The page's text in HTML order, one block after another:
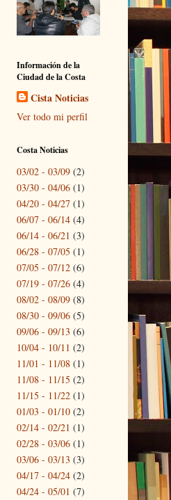
Información de la
Ciudad de la Costa
Cista Noticias
Ver todo mi perfil
Costa Noticias
03/02 - 03/09 (2)
03/30 - 04/06 (1)
04/20 - 04/27 (1)
06/07 - 06/14 (4)
06/14 - 06/21 (3)
06/28 - 07/05 (1)
07/05 - 07/12 (6)
07/19 - 07/26 (4)
08/02 - 08/09 (8)
08/30 - 09/06 (5)
09/06 - 09/13 (6)
10/04 - 10/11 (2)
11/01 - 11/08 (1)
11/08 - 11/15 (2)
11/15 - 11/22 (1)
01/03 - 01/10 (2)
02/14 - 02/21 (1)
02/28 - 03/06 (1)
03/06 - 03/13 (3)
04/17 - 04/24 (2)
04/24 - 05/01 (7)